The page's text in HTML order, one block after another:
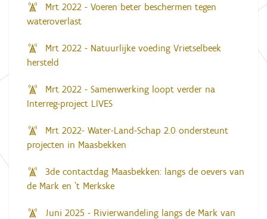
Mrt 2022 - Voeren beter beschermen tegen
wateroverlast
Mrt 2022 - Natuurlijke voeding Vrietselbeek
hersteld
Mrt 2022 - Samenwerking loopt verder na
Interreg-project LIVES
Mrt 2022- Water-Land-Schap 2.0 ondersteunt
projecten in Maasbekken
3de contactdag Maasbekken: langs de oevers van
de Mark en 't Merkske
Juni 2025 - Rivierwandeling langs de Mark van